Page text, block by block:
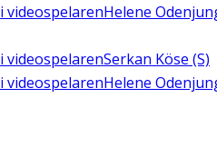
i videospelarenHelene
i videospelarenSerkan Köse (S)
i videospelarenHelene